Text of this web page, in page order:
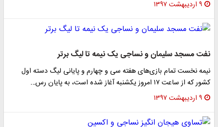
۹ اردیبهشت ۱۳۹۷
نفت مسجد سلیمان و نساجی یک نیمه تا لیگ برتر
نیمه نخست تمام بازی‌های هفته سی و چهارم و پایانی لیگ دسته اول
کشور که از ساعت ۱۷ امروز یکشنبه آغاز شده است، به پایان رس…
۹ اردیبهشت ۱۳۹۷